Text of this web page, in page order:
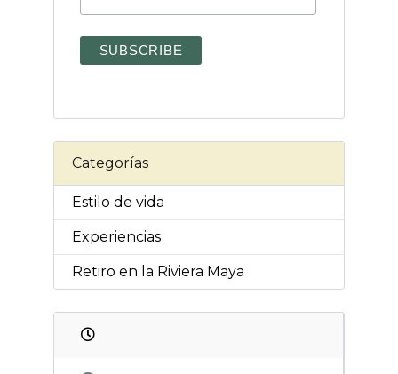
Categorías
Estilo de vida
Experiencias
Retiro en la Riviera Maya